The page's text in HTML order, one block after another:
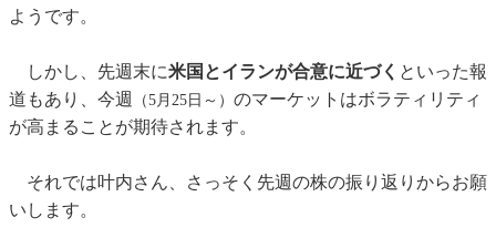
ようです。
しかし、先週末に米国とイランが合意に近づく といった報
道もあり、今週
（5月25日～） のマーケットはボラティリティ
が高まることが期待されます。
それでは叶内さん、さっそく先週の株の振り返りからお願
いします。